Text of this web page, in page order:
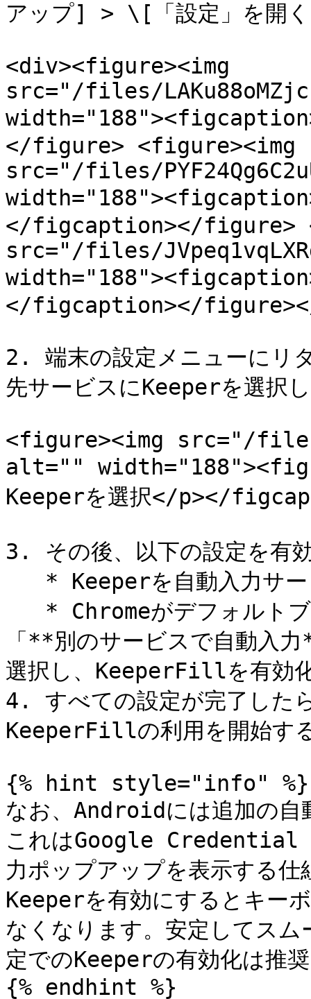
アップ] > \[「設定」を開
<div><figure><img
src="/files/
</figure> <figure><img
src="/files/
</figcaption></figure>
src="/files/
</figcaption></
2. 端末の設定メニューにリ
先サービスにKeeperを選択
<figure><img src="/files/
alt=""
Keeperを選択</p></
3. その後、以下の設定を有
「**別のサービスで自動入
選択し、KeeperFillを有効
4. すべての設定が完了し
KeeperFillの利用を開始す
{% hint style="info" %}
なお、Androidには追加の自
これはGoogle Credential
力ポップアップを表示する
Keeperを有効にするとキー
なくなります。安定してス
定でのKeeperの有効化は推
{% endhint %}